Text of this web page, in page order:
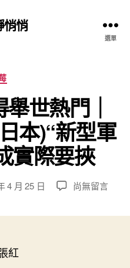
悄悄
選單
世熱門｜
本)“新型軍
實際要挾
4 月 25 日
在
尚無留言
紅